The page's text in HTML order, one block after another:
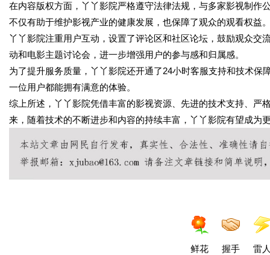
在内容版权方面，丫丫影院严格遵守法律法规，与多家影视制作
不仅有助于维护影视产业的健康发展，也保障了观众的观看权益
丫丫影院注重用户互动，设置了评论区和社区论坛，鼓励观众
动和电影主题讨论会，进一步增强用户的参与感和归属感。
为了提升服务质量，丫丫影院还开通了24小时客服支持和技术
一位用户都能拥有满意的体验。
综上所述，丫丫影院凭借丰富的影视资源、先进的技术支持、严
来，随着技术的不断进步和内容的持续丰富，丫丫影院有望成为
鲜花 握手 雷